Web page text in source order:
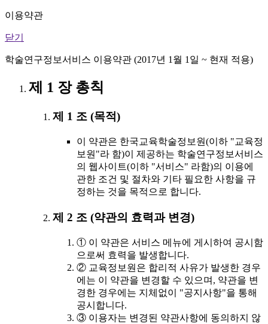
이용약관
닫기
학술연구정보서비스 이용약관 (2017년 1월 1일 ~ 현재 적용)
제 1 장 총칙
제 1 조 (목적)
이 약관은 한국교육학술정보원(이하 "교육정
보원"라 함)이 제공하는 학술연구정보서비스
의 웹사이트(이하 "서비스" 라함)의 이용에
관한 조건 및 절차와 기타 필요한 사항을 규
정하는 것을 목적으로 합니다.
제 2 조 (약관의 효력과 변경)
① 이 약관은 서비스 메뉴에 게시하여 공시함
으로써 효력을 발생합니다.
② 교육정보원은 합리적 사유가 발생한 경우
에는 이 약관을 변경할 수 있으며, 약관을 변
경한 경우에는 지체없이 "공지사항"을 통해
공시합니다.
③ 이용자는 변경된 약관사항에 동의하지 않